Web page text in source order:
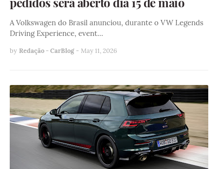
A Volkswagen do Brasil anunciou, durante o VW Legends
Driving Experience, event…
by Redação - CarBlog - May 11, 2026